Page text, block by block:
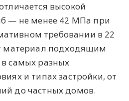
высокой
— не менее 42 МПа при
требовании в 22
материал подходящим
самых разных
и типах застройки, от
до частных домов.